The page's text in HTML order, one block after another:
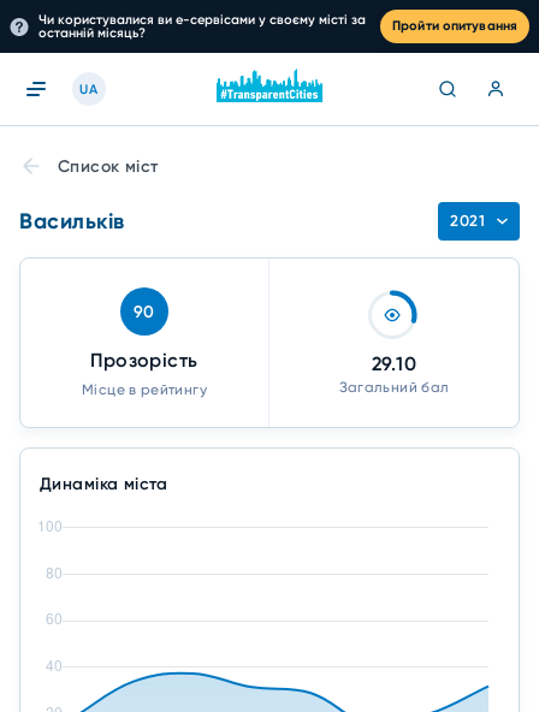
Чи користувалися ви е-сервісами у своєму місті за
останній місяць?
Пройти опитування
UA
Список міст
Васильків 2021
90
Прозорість
Місце в рейтингу
29.10
Загальний бал
Динаміка міста